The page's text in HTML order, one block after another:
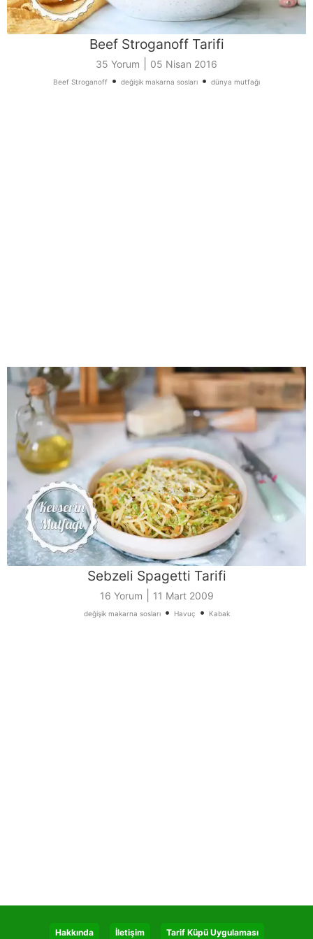
Beef Stroganoff Tarifi
35 Yorum 05 Nisan 2016
Beef Stroganoff • değişik makarna sosları • dünya mutfağı
Sebzeli Spagetti Tarifi
16 Yorum 11 Mart 2009
değişik makarna sosları• Havuç • Kabak
Hakkında İletişim Tarif Küpü Uygulaması